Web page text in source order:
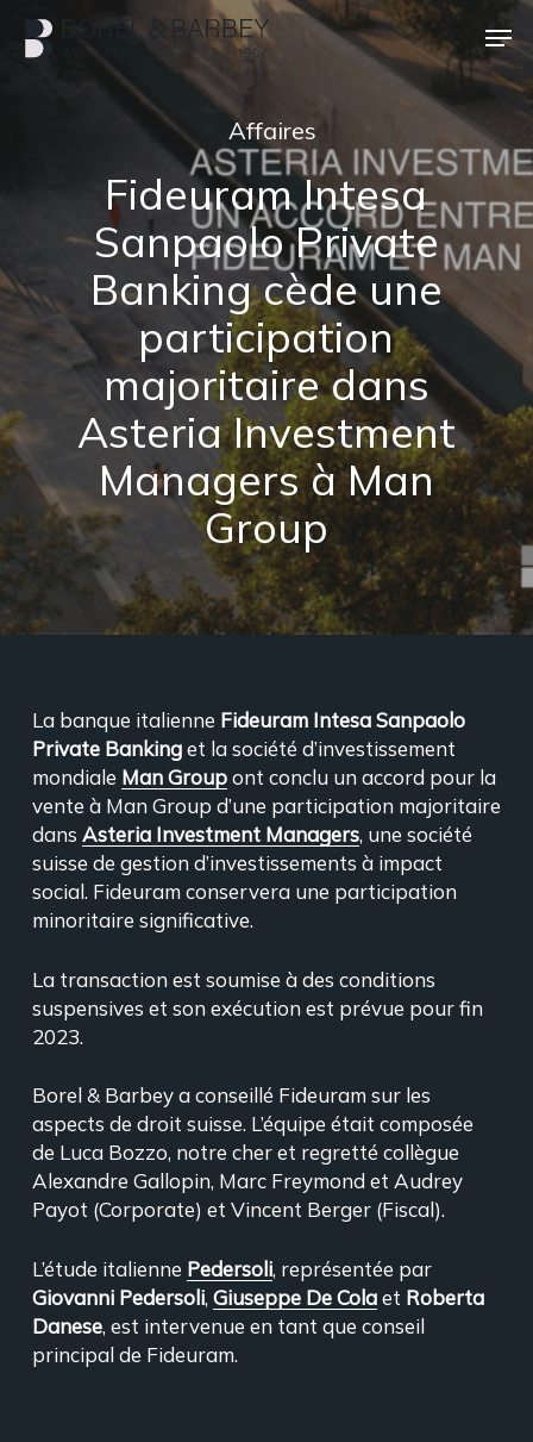
Affaires
Fideuram Intesa
Sanpaolo Private
Banking cède une
participation
majoritaire dans
Asteria Investment
Managers à Man
Group
La banque italienne Fideuram Intesa Sanpaolo
Private Bankinget la société d’investissement
mondiale Man Groupont conclu un accord pour la
vente à Man Group d’une participation majoritaire
dans Asteria Investment Managers, une société
suisse de gestion d’investissements à impact
social. Fideuram conservera une participation
minoritaire significative.
La transaction est soumise à des conditions
suspensives et son exécution est prévue pour fin
2023.
Borel & Barbey a conseillé Fideuram sur les
aspects de droit suisse. L’équipe était composée
de Luca Bozzo, notre cher et regretté collègue
Alexandre Gallopin, Marc Freymond et Audrey
Payot (Corporate) et Vincent Berger (Fiscal).
L’étude italienne Pedersoli, représentée par
Giovanni Pedersoli, Giuseppe De Colaet Roberta
Danese, est intervenue en tant que conseil
principal de Fideuram.
menu